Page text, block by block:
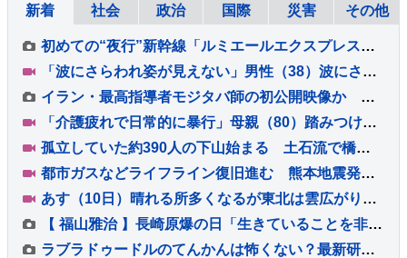
新着
社会 政治 国際 災害 その他
初めての“夜行”新幹線「ルミエールエクスプレス」昨夜（8日）東京駅出発 けさ新大阪駅に到着 今回一夜限定も今後の運行も検討 JR東海
「波にさらわれ姿が見えない」男性（38）波にさらわれ死亡 交際相手と海岸を散歩中 当時は波浪注意報 千葉・いすみ市
イラン・最高指導者モジタバ師の初公開映像か イランメディア報じる
「介護疲れで日常的に暴行」母親（80）踏みつけて死亡させたか 息子（58）逮捕 左右の肋骨合わせて8本骨折 死亡確認 大阪
孤立していた約390人の下山始まる 土石流で橋が崩落 長野・安曇野市北アルプス燕岳の登山口 土石流で配管壊れ約1600軒の旅館・別荘に温泉のお湯供給出来ず
都市ガスなどライフライン復旧進む 熊本地震発生から13日目 八代市 約8900戸で都市ガス供給止まるが5割ほど復旧 残る世帯も今週中に復旧の見通し
あす（10日）晴れる所多くなるが東北は雲広がりやすく雨の降る所もある見込み 午後は関東から西も、ところどころでにわか雨・雷雨がある予想
【 福山雅治 】長崎原爆の日「生きていることを非常に深く考えさせられる」戦争を題材とした映画の主題歌を務めた信念「やるべき大きな仕事」
ラブラドゥードルのてんかんは怖くない？最新研究から分かった特徴と付き合い方【獣医師執筆】